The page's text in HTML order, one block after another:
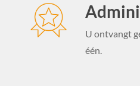
U ontvangt
één.